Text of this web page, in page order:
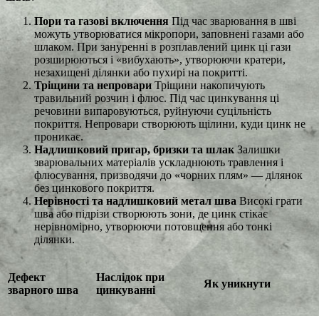
Пори та газові включення Під час зварювання в шві
можуть утворюватися мікропори, заповнені газами або
шлаком. При зануренні в розплавлений цинк ці гази
розширюються і «вибухають», утворюючи кратери,
незахищені ділянки або пухирі на покритті.
Тріщини та непровари Тріщини накопичують
травильний розчин і флюс. Під час цинкування ці
речовини випаровуються, руйнуючи суцільність
покриття. Непровари створюють щілини, куди цинк не
проникає.
Надлишковий пригар, бризки та шлак Залишки
зварювальних матеріалів ускладнюють травлення і
флюсування, призводячи до «чорних плям» — ділянок
без цинкового покриття.
Нерівності та надлишковий метал шва Високі грати
шва або підрізи створюють зони, де цинк стікає
нерівномірно, утворюючи потовщення або тонкі
ділянки.
Дефект
зварного шва
Наслідок при
цинкуванні
Як уникнути